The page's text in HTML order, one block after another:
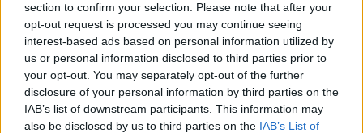
section to confirm your selection. Please note that after your
opt-out request is processed you may continue seeing
interest-based ads based on personal information utilized by
us or personal information disclosed to third parties prior to
your opt-out. You may separately opt-out of the further
disclosure of your personal information by third parties on the
IAB’s list of downstream participants. This information may
also be disclosed by us to third parties on the IAB’s List of
El notable cambio físico de Isabel Díaz
Ayuso
En su regreso al trabajo al frente de…